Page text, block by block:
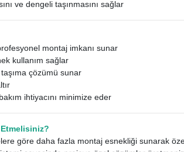
ve dengeli taşınmasını sağlar
montaj imkanı sunar
kullanım sağlar
çözümü sunar
ihtiyacını minimize eder
göre daha fazla montaj esnekliği sunarak